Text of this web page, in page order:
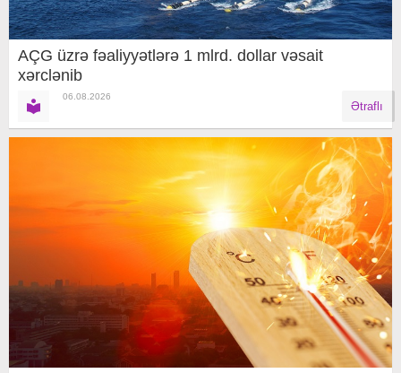
AÇG üzrə fəaliyyətlərə 1 mlrd. dollar vəsait
xərclənib
06.08.2026
Ətraflı